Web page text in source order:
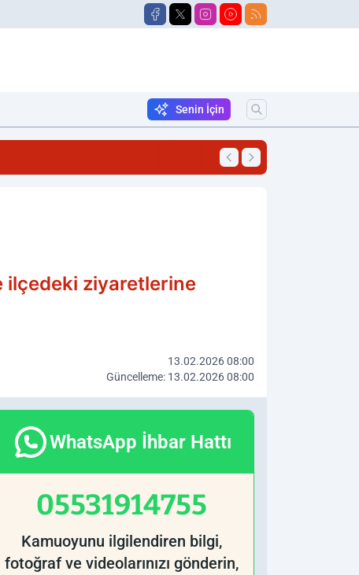
Senin İçin
18:06 Traktörün Altında
ilçedeki ziyaretlerine
13.02.2026 08:00
Güncelleme: 13.02.2026 08:00
WhatsApp İhbar Hattı
05531914755
Kamuoyunu ilgilendiren bilgi,
fotoğraf ve videolarınızı gönderin,